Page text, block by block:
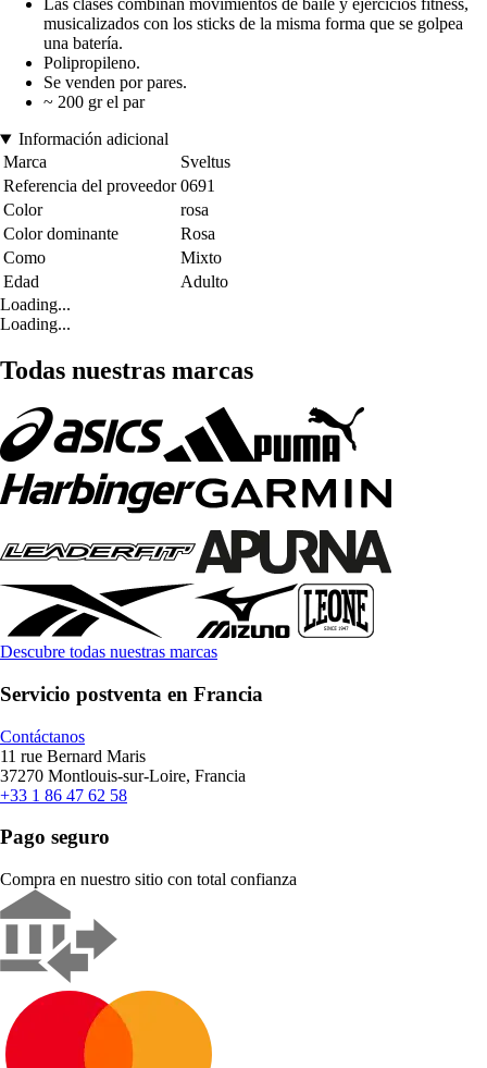
Las clases combinan movimientos de baile y ejercicios fitness,
musicalizados con los sticks de la misma forma que se golpea
una batería.
Polipropileno.
Se venden por pares.
~ 200 gr el par
Información adicional
Marca
Sveltus
Referencia del proveedor 0691
Color
rosa
Color dominante
Rosa
Como
Mixto
Edad
Adulto
Loading...
Loading...
Todas nuestras marcas
Descubre todas nuestras marcas
Servicio postventa en Francia
Contáctanos
11 rue Bernard Maris
37270 Montlouis-sur-Loire, Francia
+33 1 86 47 62 58
Pago seguro
Compra en nuestro sitio con total confianza